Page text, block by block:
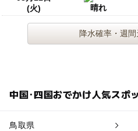
(火)
晴れ
降水確率・週間
中国･四国おでかけ人気スポ
鳥取県